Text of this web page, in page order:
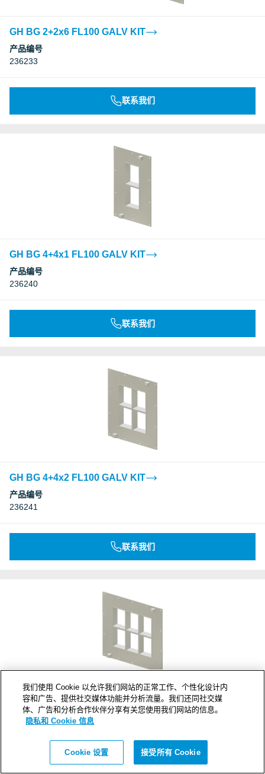
GH BG 2+2x6 FL100 GALV KIT
产品编号
236233
联系我们
GH BG 4+4x1 FL100 GALV KIT
产品编号
236240
联系我们
GH BG 4+4x2 FL100 GALV KIT
产品编号
236241
联系我们
GH BG 4+4x3 FL100 GALV KIT
产品编号
我们使用 Cookie 以允许我们网站的正常工作、个性化设计内
容和广告、提供社交媒体功能并分析流量。我们还同社交媒
体、广告和分析合作伙伴分享有关您使用我们网站的信息。
隐私和 Cookie 信息
Cookie 设置 接受所有 Cookie